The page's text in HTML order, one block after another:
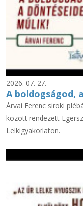
2026. 07. 27.
A boldogságod,
Árvai Ferenc siroki
között rendezett
Lelkigyakorlaton.